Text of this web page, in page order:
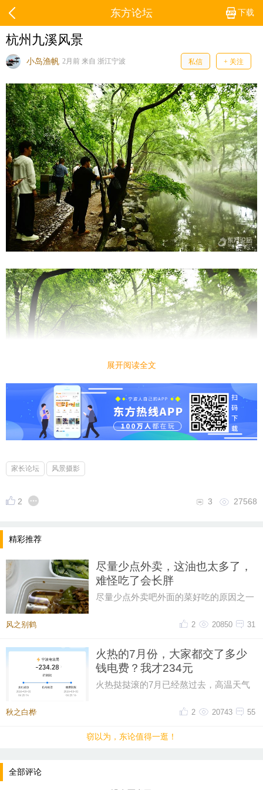
下载
东方论坛
杭州九溪风景
小岛渔帆 2月前 来自 浙江宁波 私信 + 关注
展开阅读全文
家长论坛 风景摄影
2 27568
3
精彩推荐
尽量少点外卖，这油也太多了，
难怪吃了会长胖
尽量少点外卖吧外面的菜好吃的原因之一
风之别鹤 31
20850
2
火热的7月份，大家都交了多少
钱电费？我才234元
火热挞挞滚的7月已经熬过去，高温天气
超300，昨天一看帐单才234元。
秋之白桦 55
20743
2
窃以为，东论值得一逛！
全部评论